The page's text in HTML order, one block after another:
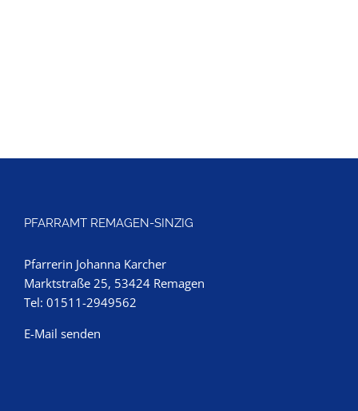
PFARRAMT REMAGEN-SINZIG
Pfarrerin Johanna Karcher
Marktstraße 25, 53424 Remagen
Tel: 01511-2949562
E-Mail senden